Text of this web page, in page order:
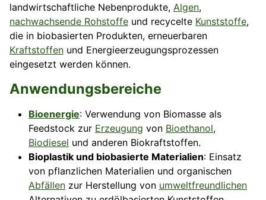
landwirtschaftliche Nebenprodukte, Algen,
nachwachsende Rohstoffe und recycelte Kunststoffe,
die in biobasierten Produkten, erneuerbaren
Kraftstoffen und Energieerzeugungsprozessen
eingesetzt werden können.
Anwendungsbereiche
Bioenergie: Verwendung von Biomasse als
Feedstock zur Erzeugung von Bioethanol,
Biodiesel und anderen Biokraftstoffen.
Bioplastik und biobasierte Materialien: Einsatz
von pflanzlichen Materialien und organischen
Abfällen zur Herstellung von umweltfreundlichen